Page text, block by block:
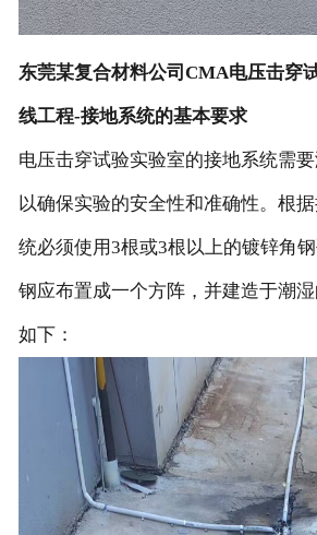
东莞某复合材料公司CMA电压击穿
线工程-接地系统的基本要求
电压击穿试验实验室的接地系统需要
以确保实验的安全性和准确性。根
统必须使用3根或3根以上的镀锌角
钢应布置成一个方阵，并建造于潮
如下：